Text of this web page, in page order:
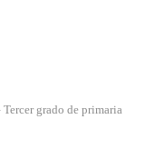
grado de primaria